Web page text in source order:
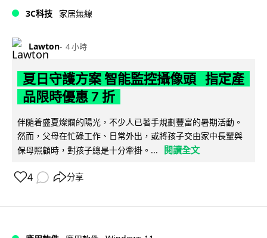
3C科技 家居無線
Lawton 4 小時
夏日守護方案 智能監控攝像頭 指定產
品限時優惠 7 折
伴隨着盛夏燦爛的陽光，不少人已著手規劃豐富的暑期活動。
然而，父母在忙碌工作、日常外出，或將孩子交由家中長輩與
保母照顧時，對孩子總是十分牽掛。...
閱讀全文
4 分享